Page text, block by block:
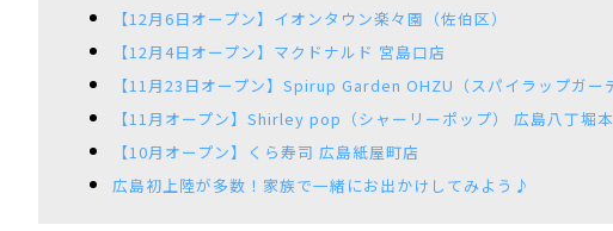
【12月6日オープン】イオンタウン楽々園（佐伯区）
【12月4日オープン】マクドナルド 宮島口店
【11月23日オープン】Spirup Garden OHZU（スパイラップガー
【11月オープン】Shirley pop（シャーリーポップ） 広島八丁堀本
【10月オープン】くら寿司 広島紙屋町店
広島初上陸が多数！家族で一緒にお出かけしてみよう♪